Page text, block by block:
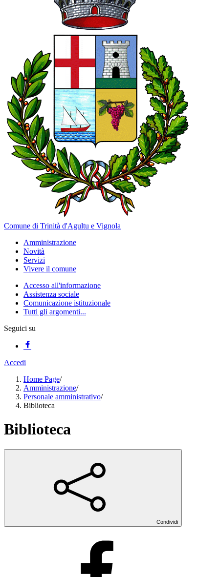
Comune di Trinità d'Agultu e Vignola
Amministrazione
Novità
Servizi
Vivere il comune
Accesso all'informazione
Assistenza sociale
Comunicazione istituzionale
Tutti gli argomenti...
Seguici su
Accedi
Home Page/
Amministrazione/
Personale amministrativo/
Biblioteca
Biblioteca
Condividi